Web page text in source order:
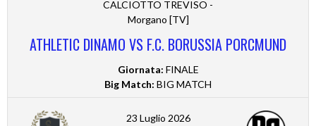
CALCIOTTO TREVISO -
Morgano [TV]
ATHLETIC DINAMO VS F.C. BORUSSIA PORCMUND
Giornata: FINALE
Big Match: BIG MATCH
23 Luglio 2026